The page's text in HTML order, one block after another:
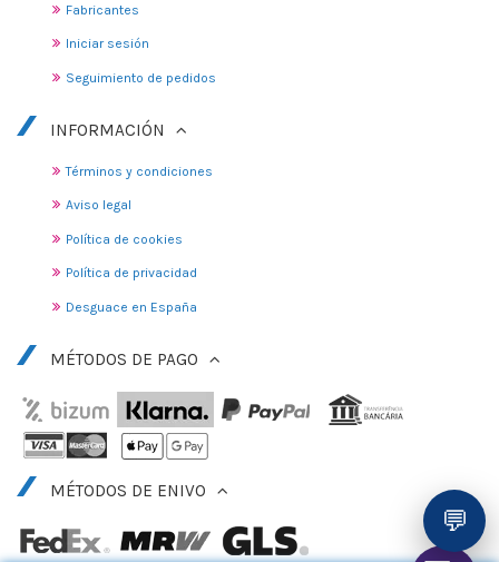
Fabricantes
Iniciar sesión
Seguimiento de pedidos
INFORMACIÓN
Términos y condiciones
Aviso legal
Política de cookies
Política de privacidad
Desguace en España
MÉTODOS DE PAGO
MÉTODOS DE ENIVO
💬